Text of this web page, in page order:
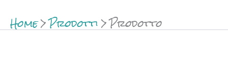
Home Prodotti Prodotto